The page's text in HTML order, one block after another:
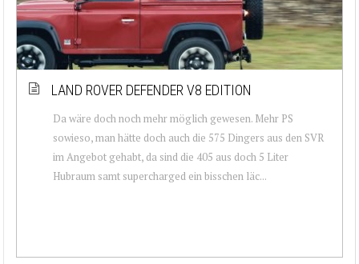
LAND ROVER DEFENDER V8 EDITION
Da wäre doch noch mehr möglich gewesen. Mehr PS
sowieso, man hätte doch auch die 575 Dingers aus den SVR
im Angebot gehabt, da sind die 405 aus doch 5 Liter
Hubraum samt supercharged ein bisschen läc...